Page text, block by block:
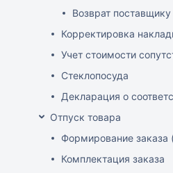
Возврат поставщику
Корректировка
Учет стоимости
Стеклопосуда
Декларация о
Отпуск товара
Формирование заказа
Комплектация заказа